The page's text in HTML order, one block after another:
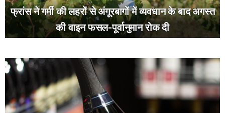
फ्रांस ने गर्मी की लहरों से अंगूरबागों में व्यवधान के बाद अगस्त
की वाइन फसल-पूर्वानुमान रोक दी